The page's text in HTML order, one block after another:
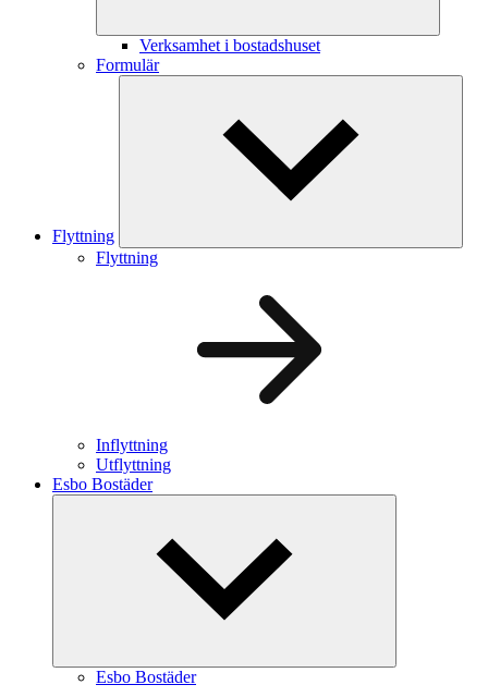
Verksamhet i bostadshuset
Formulär
Flyttning
Flyttning
Inflyttning
Utflyttning
Esbo Bostäder
Esbo Bostäder